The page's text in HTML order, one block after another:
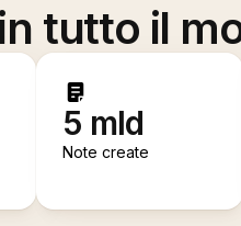
tutto il
5 mld
Note create